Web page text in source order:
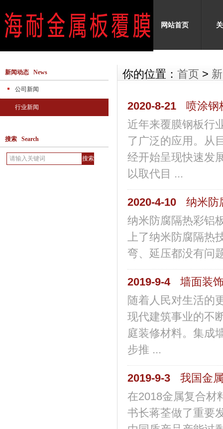
网站首页
新闻动态 News
公司新闻
行业新闻
搜索 Search
你的位置： 首页 >
2020-8-21
喷涂钢
近年来覆膜钢板行
了广泛的应用。从
经开始呈现快速发
以取代目 ...
2020-4-10
纳米防
纳米防腐隔热彩铝
上了纳米防腐隔热
弯、延压都没有问
2019-9-4
墙面装
随着人民对生活的
现代建筑事业的不
庭装修材料。集成
步推 ...
2019-9-3
我国金
在2018金属复合材
书长蒋荃做了重要